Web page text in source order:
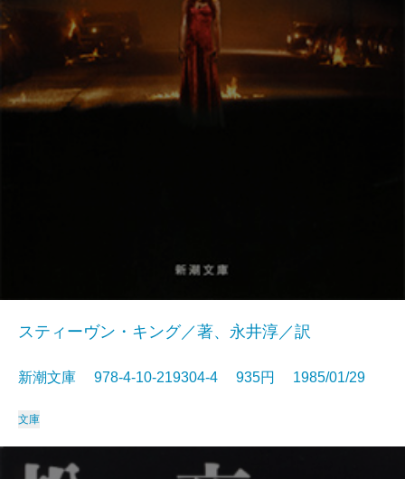
スティーヴン・キング／著、永井淳／訳
新潮文庫 978-4-10-219304-4 935円 1985/01/29
文庫